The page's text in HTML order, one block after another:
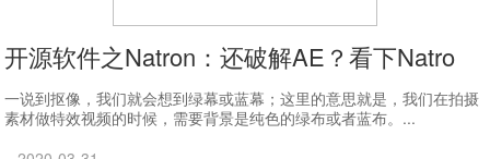
开源软件之Natron：还破解AE？看下Natro
一说到抠像，我们就会想到绿幕或蓝幕；这里的意思就是，我们在拍摄
素材做特效视频的时候，需要背景是纯色的绿布或者蓝布。...